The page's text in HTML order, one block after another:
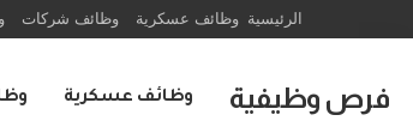
الرئيسية وظائف عسكرية وظائف شركات
فرص وظيفية وظائف عسكرية